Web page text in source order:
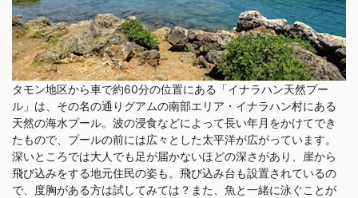
タモン地区から車で約60分の位置にある「イナラハン天然プー
ル」は、その名の通りグアムの南部エリア・イナラハン村にある
天然の海水プール。波の浸食などによって長い年月をかけてでき
たもので、プールの前には広々とした太平洋が広がっています。
深いところでは大人でも足が届かないほどの深さがあり、崖から
飛び込みをする地元住民の姿も。飛び込み台も設置されているの
で、度胸がある方は試してみては？また、魚と一緒に泳ぐことが